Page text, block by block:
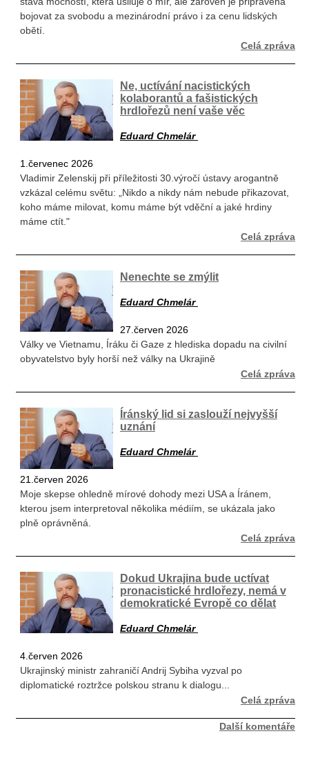
bojovat za svobodu a mezinárodní právo i za cenu lidských
obětí.
Celá zpráva
Ne, uctívání nacistických
kolaborantů a fašistických
hrdlořezů není vaše věc
Eduard Chmelár
1.červenec 2026
Vladimir Zelenskij při příležitosti 30.výročí ústavy arogantně
vzkázal celému světu: „Nikdo a nikdy nám nebude přikazovat,
koho máme milovat, komu máme být vděční a jaké hrdiny
máme ctít."
Celá zpráva
Nenechte se zmýlit
Eduard Chmelár
27.červen 2026
Války ve Vietnamu, Íráku či Gaze z hlediska dopadu na civilní
obyvatelstvo byly horší než války na Ukrajině
Celá zpráva
Íránský lid si zaslouží nejvyšší
uznání
Eduard Chmelár
21.červen 2026
Moje skepse ohledně mírové dohody mezi USA a Íránem,
kterou jsem interpretoval několika médiím, se ukázala jako
plně oprávněná.
Celá zpráva
Dokud Ukrajina bude uctívat
pronacistické hrdlořezy, nemá v
demokratické Evropě co dělat
Eduard Chmelár
4.červen 2026
Ukrajinský ministr zahraničí Andrij Sybiha vyzval po
diplomatické roztržce polskou stranu k dialogu...
Celá zpráva
Další komentáře